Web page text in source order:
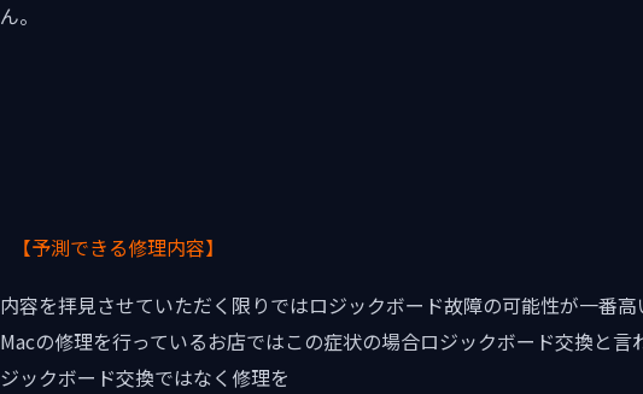
ん。
【予測できる修理内容】
内容を拝見させていただく限りではロジックボード故障の可能性が一番高
Macの修理を行っているお店ではこの症状の場合ロジックボード交換と
ジックボード交換ではなく修理を